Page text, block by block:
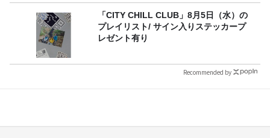
「CITY CHILL CLUB」8月5日（水）の
プレイリスト/ サイン入りステッカープ
レゼント有り
Recommended by